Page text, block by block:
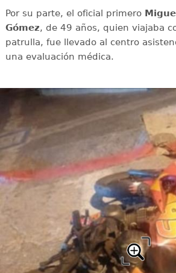
Por su parte, el oficial primero
Gómez, de 49 años, quien viajaba
patrulla, fue llevado al centro
una evaluación médica.